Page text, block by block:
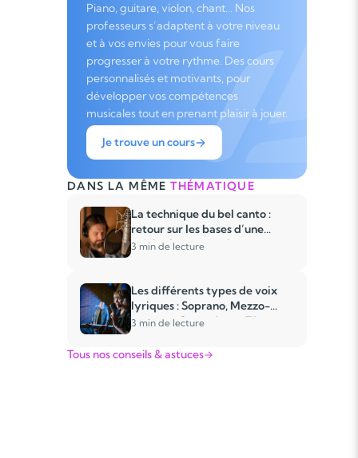
Piano, guitare, violon, chant… Nos
professeurs s’adaptent à votre niveau
et à vos envies pour vous faire
progresser à votre rythme. Des cours
personnalisés et motivants, pour
développer vos compétences
musicales tout en prenant plaisir à jouer.
Je trouve un cours
DANS LA MÊMETHÉMATIQUE
La technique du bel canto :
retour sur les bases d’une
méthode ancestrale
3 min de lecture
Les différents types de voix
lyriques : Soprano, Mezzo-
soprano, Contralto et Ténor
3 min de lecture
Tous nos conseils & astuces